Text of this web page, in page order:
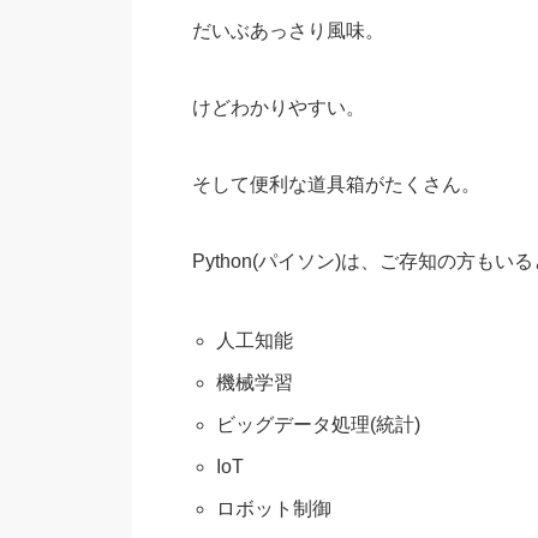
だいぶあっさり風味。
けどわかりやすい。
そして便利な道具箱がたくさん。
Python(パイソン)は、ご存知の方もいる
人工知能
機械学習
ビッグデータ処理(統計)
IoT
ロボット制御